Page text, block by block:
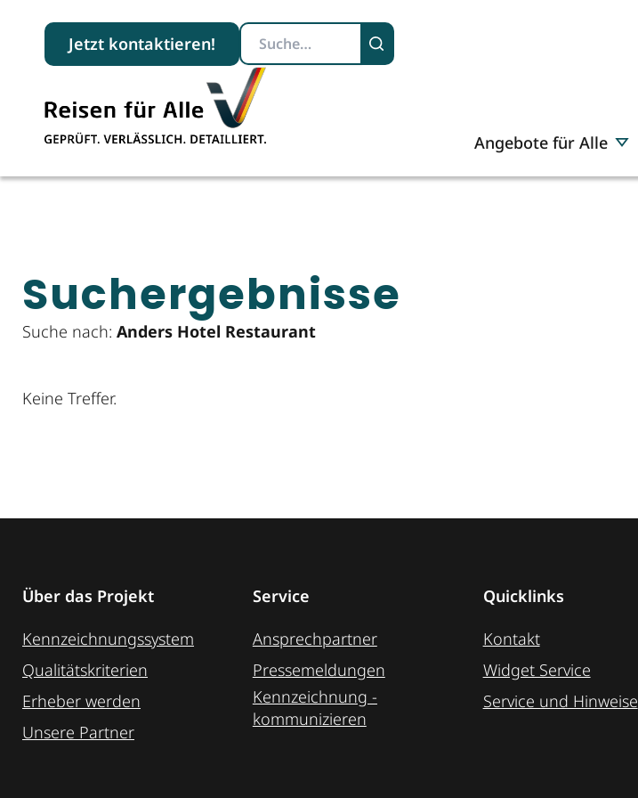
Angebote für Alle
Jetzt kontaktieren!
Suchbegriff
Suchergebnisse
Suche nach: Anders Hotel Restaurant
Keine Treffer.
Über das Projekt
Kennzeichnungssystem
Qualitätskriterien
Erheber werden
Unsere Partner
Service
Ansprechpartner
Pressemeldungen
Kennzeichnung ­
kommunizieren
Quicklinks
Kontakt
Widget Service
Service und Hinweise